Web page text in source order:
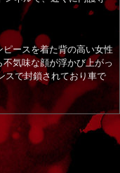
ースを着た背の高い女性
気味な顔が浮かび上がっ
スで封鎖されており車で